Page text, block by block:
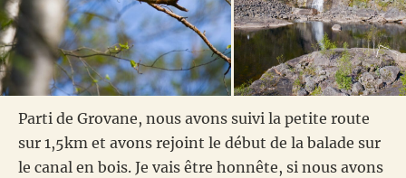
Parti de Grovane, nous avons suivi la petite route
sur 1,5km et avons rejoint le début de la balade sur
le canal en bois. Je vais être honnête, si nous avons